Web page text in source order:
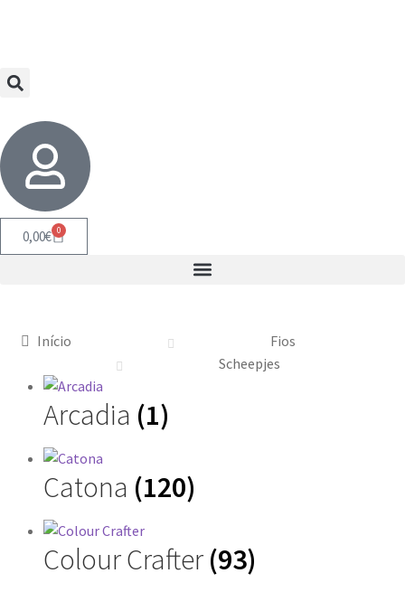
0,00€ 0
Início
Fios
Scheepjes
Arcadia (1)
Catona (120)
Colour Crafter (93)